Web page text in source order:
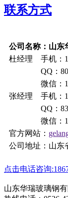
联系方式
公司名称：山东
杜经理 手机：
QQ：
微信：
张经理 手机：
QQ：
微信：
官方网站：
公司地址：山东
点击电话咨询
山东华瑞玻璃钢